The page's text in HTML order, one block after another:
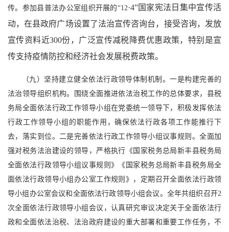
传。参加县普法办公室组织开展的“12·4”国家宪法日集中宣传活
动，在县政府广场设置了法治宣传咨询台，接受咨询，发放
宣传资料近300份，广泛宣传减税降费优惠政策，特别是宣
传支持疫情防控和经济社会发展税费政策。
（九）坚持建立健全依法行政领导体制机制。一是构建完善的
法治领导组织机构。围绕全面推进依法治税工作的总体要求，县税
务局全面依法行政工作领导小组在党委统一领导下，积极发挥依法
行政工作领导小组的职能作用，确保依法行政各项工作能推行下
去，落实到位。二是完善依法行政工作领导小组议事规则。全面加
强对税务法治建设的领导，严格执行《国家税务总局新丰县税务局
全面依法行政领导小组议事规则》《国家税务总局新丰县税务局全
面依法行政领导小组办公室工作规则》，定期召开全面依法行政领
导小组办公室会议和全面依法行政领导小组会议。全年共组织召开2
次全面依法行政领导小组会议，认真研究审议决定关于全面依法行
政和全面依法治税、法治政府建设的重大部署和重要工作任务，不